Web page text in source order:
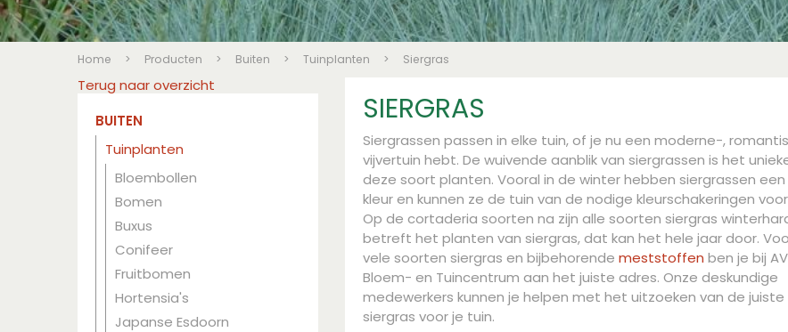
Home > Producten > Buiten > Tuinplanten > Siergras
SIERGRAS
Siergrassen passen in elke tuin, of je nu een moderne-,
vijvertuin hebt. De wuivende aanblik van siergrassen is het
deze soort planten. Vooral in de winter hebben siergrassen
kleur en kunnen ze de tuin van de nodige kleurschakeringen
Op de cortaderia soorten na zijn alle soorten siergras
betreft het planten van siergras, dat kan het hele jaar door.
vele soorten siergras en bijbehorende meststoffen ben je bij
Bloem- en Tuincentrum aan het juiste adres. Onze deskundige
medewerkers kunnen je helpen met het uitzoeken van de juiste
siergras voor je tuin.
Terug naar overzicht
BUITEN
Tuinplanten
Bloembollen
Bomen
Buxus
Conifeer
Fruitbomen
Hortensia's
Japanse Esdoorn